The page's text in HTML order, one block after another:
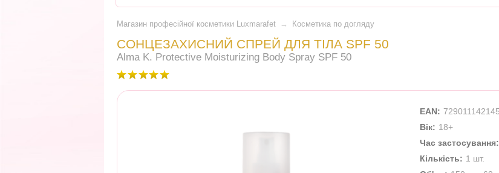
Магазин професійної косметики Luxmarafet → Косметика по догляду
СОНЦЕЗАХИСНИЙ СПРЕЙ ДЛЯ ТІЛА SPF 50
Alma K. Protective Moisturizing Body Spray SPF 50
EAN:
Вік: 18+
Час застосування:
Кількість: 1 шт.